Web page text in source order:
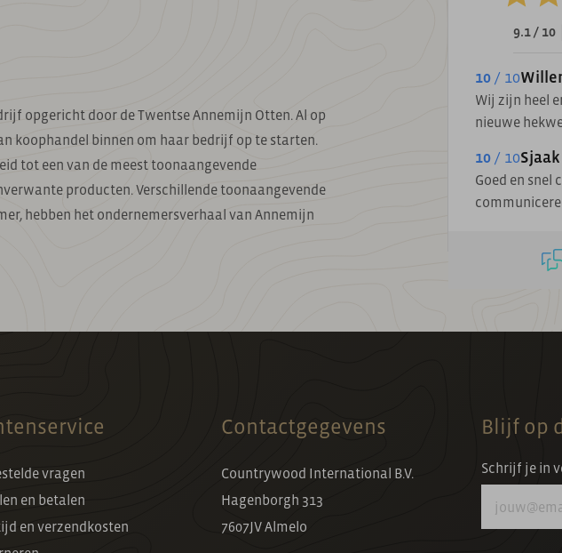
opgericht door de Twentse Annemijn Otten. Al op
koophandel binnen om haar bedrijf op te starten.
tot een van de meest toonaangevende
producten. Verschillende toonaangevende
hebben het ondernemersverhaal van Annemijn
9.1 / 10
10 / 10
Wij zijn heel
nieuwe
10 / 10
Goed en
vragen
en betalen
en verzendkosten
Contactgegevens
Countrywood International B.V.
Hagenborgh 313
7607JV Almelo
Blijf op
Schrijf je in